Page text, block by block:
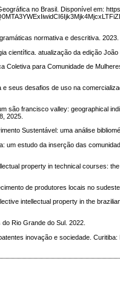
no Brasil. Disponível em:
normativa e descritiva. 2023.
científica. atualização da edição
Coletiva para Comunidade de
seus desafios de uso na
são francisco valley: geographical
2025.
Sustentável: uma análise
um estudo da inserção das
property in technical courses:
de produtores locais no
intellectual property in the
Rio Grande do Sul. 2022.
inovação e sociedade. Curitiba: